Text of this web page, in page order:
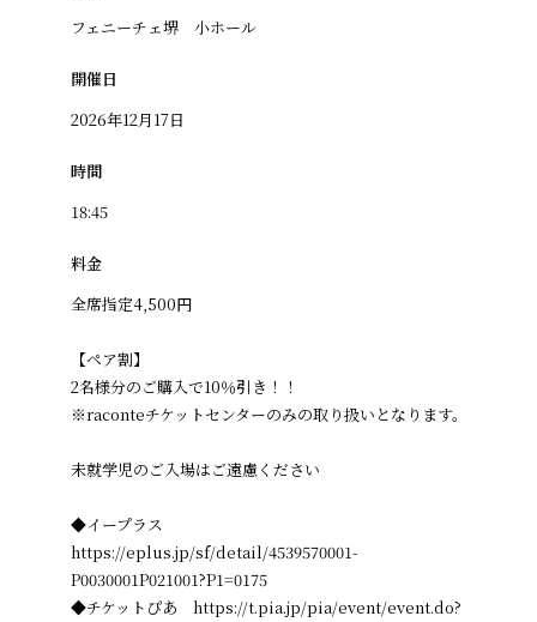
フェニーチェ堺 小ホール
開催日
2026年12月17日
時間
18:45
料金
全席指定4,500円
【ペア割】
2名様分のご購入で10％引き！！
※raconteチケットセンターのみの取り扱いとなります。
未就学児のご入場はご遠慮ください
◆イープラス
https://eplus.jp/sf/detail/4539570001-
P0030001P021001?P1=0175
◆チケットぴあ https://t.pia.jp/pia/event/event.do?